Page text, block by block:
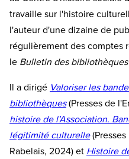
travaille sur l'histoire
l'auteur d'une dizaine de
régulièrement des comptes
le Bulletin des
Il a dirigé Valoriser les
bibliothèques(Presses de
histoire de l’Association.
légitimité culturelle(Presses
Rabelais, 2024) et Histoire